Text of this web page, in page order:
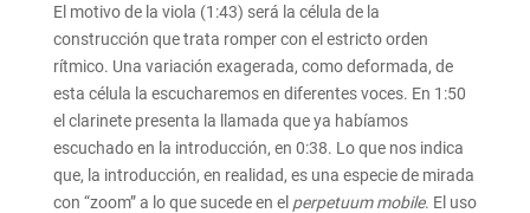
El motivo de la viola (1:43) será la célula de la
construcción que trata romper con el estricto orden
rítmico. Una variación exagerada, como deformada, de
esta célula la escucharemos en diferentes voces. En 1:50
el clarinete presenta la llamada que ya habíamos
escuchado en la introducción, en 0:38. Lo que nos indica
que, la introducción, en realidad, es una especie de mirada
con “zoom” a lo que sucede en el perpetuum mobile. El uso